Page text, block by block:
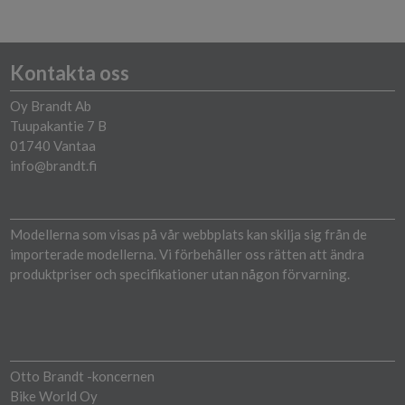
Kontakta oss
Oy Brandt Ab
Tuupakantie 7 B
01740 Vantaa
info@brandt.fi
Modellerna som visas på vår webbplats kan skilja sig från de
importerade modellerna. Vi förbehåller oss rätten att ändra
produktpriser och specifikationer utan någon förvarning.
Otto Brandt -koncernen
Bike World Oy